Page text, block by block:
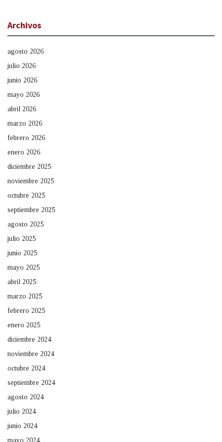
Archivos
agosto 2026
julio 2026
junio 2026
mayo 2026
abril 2026
marzo 2026
febrero 2026
enero 2026
diciembre 2025
noviembre 2025
octubre 2025
septiembre 2025
agosto 2025
julio 2025
junio 2025
mayo 2025
abril 2025
marzo 2025
febrero 2025
enero 2025
diciembre 2024
noviembre 2024
octubre 2024
septiembre 2024
agosto 2024
julio 2024
junio 2024
mayo 2024